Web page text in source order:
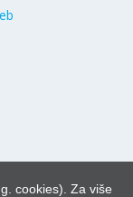
cookies). Za više